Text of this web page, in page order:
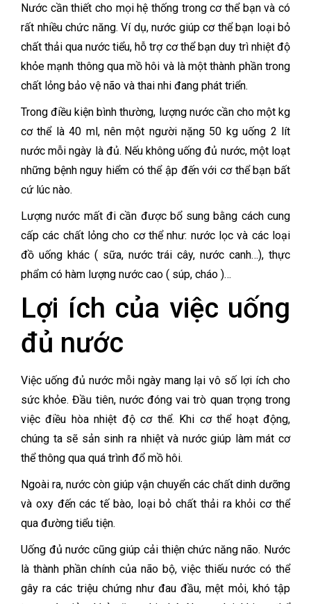
Nước cần thiết cho mọi hệ thống trong cơ thể bạn và có
rất nhiều chức năng. Ví dụ, nước giúp cơ thể bạn loại bỏ
chất thải qua nước tiểu, hỗ trợ cơ thể bạn duy trì nhiệt độ
khỏe mạnh thông qua mồ hôi và là một thành phần trong
chất lỏng bảo vệ não và thai nhi đang phát triển.
Trong điều kiện bình thường, lượng nước cần cho một kg
cơ thể là 40 ml, nên một người nặng 50 kg uống 2 lít
nước mỗi ngày là đủ. Nếu không uống đủ nước, một loạt
những bệnh nguy hiểm có thể ập đến với cơ thể bạn bất
cứ lúc nào.
Lượng nước mất đi cần được bổ sung bằng cách cung
cấp các chất lỏng cho cơ thể như: nước lọc và các loại
đồ uống khác ( sữa, nước trái cây, nước canh…), thực
phẩm có hàm lượng nước cao ( súp, cháo )…
Lợi ích của việc uống
đủ nước
Việc uống đủ nước mỗi ngày mang lại vô số lợi ích cho
sức khỏe. Đầu tiên, nước đóng vai trò quan trọng trong
việc điều hòa nhiệt độ cơ thể. Khi cơ thể hoạt động,
chúng ta sẽ sản sinh ra nhiệt và nước giúp làm mát cơ
thể thông qua quá trình đổ mồ hôi.
Ngoài ra, nước còn giúp vận chuyển các chất dinh dưỡng
và oxy đến các tế bào, loại bỏ chất thải ra khỏi cơ thể
qua đường tiểu tiện.
Uống đủ nước cũng giúp cải thiện chức năng não. Nước
là thành phần chính của não bộ, việc thiếu nước có thể
gây ra các triệu chứng như đau đầu, mệt mỏi, khó tập